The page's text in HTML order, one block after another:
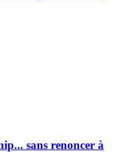
sans renoncer à